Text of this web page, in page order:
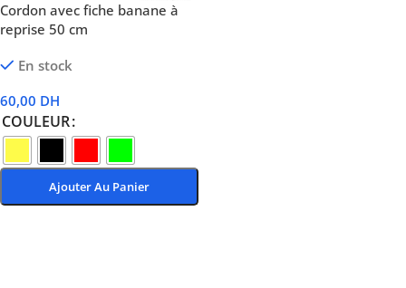
Cordon avec fiche banane à
reprise 50 cm
En stock
60,00 DH
COULEUR
Ajouter Au Panier